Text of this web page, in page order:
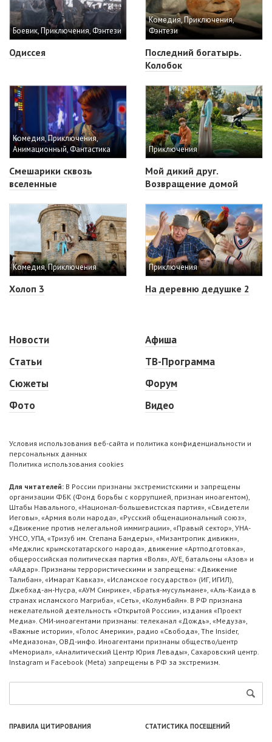
Боевик, Приключения, Фэнтези
Одиссея
Комедия, Приключения,
Фэнтези
Последний богатырь.
Колобок
Комедия, Приключения,
Анимационный, Фантастика
Смешарики сквозь
вселенные
Приключения
Мой дикий друг.
Возвращение домой
Комедия, Приключения
Холоп 3
Приключения
На деревню дедушке 2
Новости
Статьи
Сюжеты
Фото
Афиша
ТВ-Программа
Форум
Видео
Условия использования веб-сайта и политика конфиденциальности и
персональных данных
Политика использования cookies
Для читателей: В России признаны экстремистскими и запрещены
организации ФБК (Фонд борьбы с коррупцией, признан иноагентом),
Штабы Навального, «Национал-большевистская партия», «Свидетели
Иеговы», «Армия воли народа», «Русский общенациональный союз»,
«Движение против нелегальной иммиграции», «Правый сектор», УНА-
УНСО, УПА, «Тризуб им. Степана Бандеры», «Мизантропик дивижн»,
«Меджлис крымскотатарского народа», движение «Артподготовка»,
общероссийская политическая партия «Воля», АУЕ, батальоны «Азов» и
«Айдар». Признаны террористическими и запрещены: «Движение
Талибан», «Имарат Кавказ», «Исламское государство» (ИГ, ИГИЛ),
Джебхад-ан-Нусра, «АУМ Синрике», «Братья-мусульмане», «Аль-Каида в
странах исламского Магриба», «Сеть», «Колумбайн». В РФ признана
нежелательной деятельность «Открытой России», издания «Проект
Медиа». СМИ-иноагентами признаны: телеканал «Дождь», «Медуза»,
«Важные истории», «Голос Америки», радио «Свобода», The Insider,
«Медиазона», ОВД-инфо. Иноагентами признаны общество/центр
«Мемориал», «Аналитический Центр Юрия Левады», Сахаровский центр.
Instagram и Facebook (Metа) запрещены в РФ за экстремизм.
ПРАВИЛА ЦИТИРОВАНИЯ СТАТИСТИКА ПОСЕЩЕНИЙ